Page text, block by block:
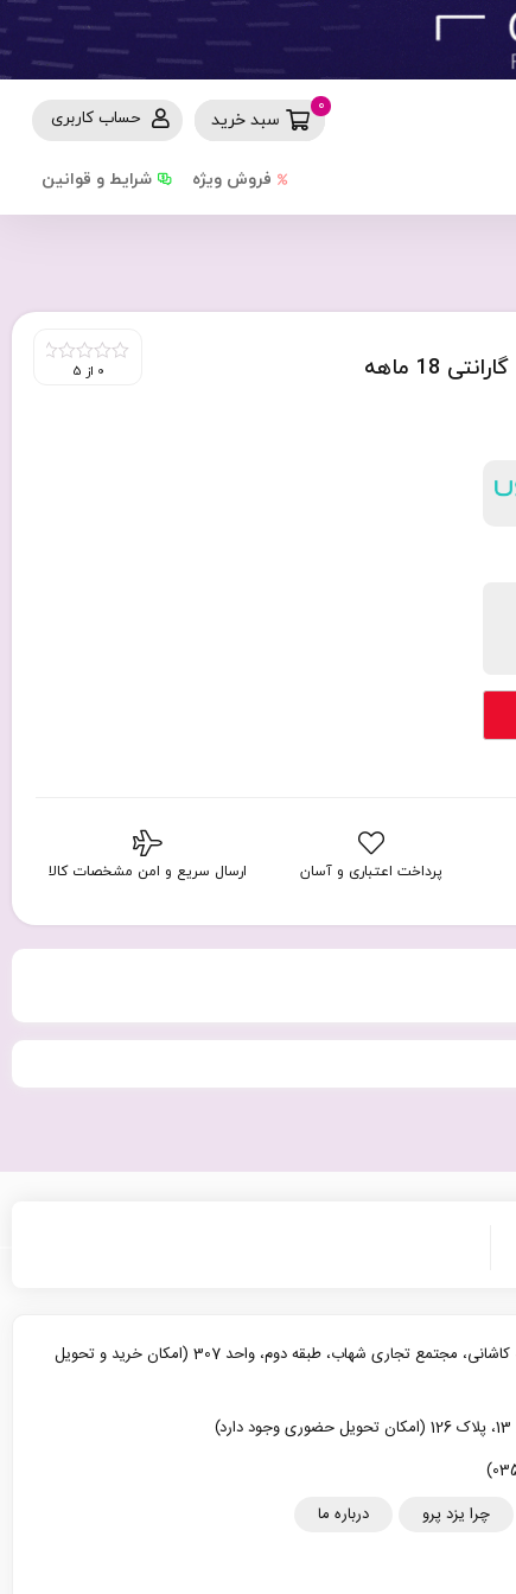
حساب کاربری سبد خرید
0
شرایط و قوانین فروش ویژه
هدفون بی سیم یوسمز مدل Usams TD22 با گارانتی 18 ماهه
0 از 5
پرداخت اعتباری و آسان ارسال سریع و امن مشخصات کالا
یزد، خیابان آیت الله کاشانی، مجتمع تجاری شهاب، طبقه دوم، واحد 307 (امکان خرید و تحویل
چرا یزد پرو درباره ما